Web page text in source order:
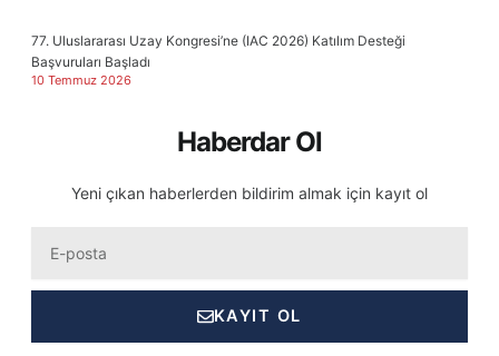
77. Uluslararası Uzay Kongresi’ne (IAC 2026) Katılım Desteği
Başvuruları Başladı
10 Temmuz 2026
Haberdar Ol
Yeni çıkan haberlerden bildirim almak için kayıt ol
KAYIT OL